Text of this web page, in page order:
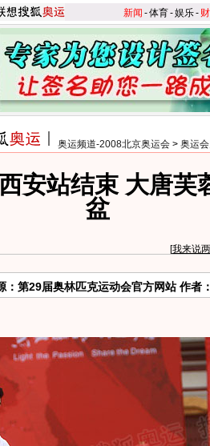
新闻 -体育-娱乐-
奥运频道-2008北京奥运会 > 奥运
安站结束 大唐芙
盆
[我来说
：第29届奥林匹克运动会官方网站 作者